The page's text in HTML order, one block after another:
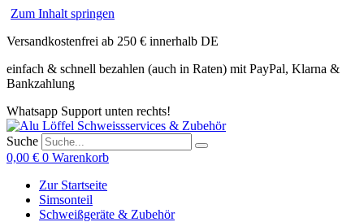
Zum Inhalt springen
Versandkostenfrei ab 250 € innerhalb DE
einfach & schnell bezahlen (auch in Raten) mit PayPal, Klarna &
Bankzahlung
Whatsapp Support unten rechts!
Suche
0,00 € 0 Warenkorb
Zur Startseite
Simsonteil
Schweißgeräte & Zubehör